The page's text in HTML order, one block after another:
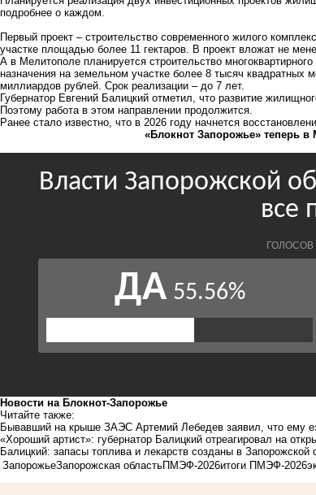
подробнее о каждом.
Первый проект – строительство современного жилого
участке площадью более 11 гектаров. В проект вложат не
А в Мелитополе планируется строительство
назначения на земельном участке более 8 тысяч квадратных
миллиардов рублей. Срок реализации – до 7 лет.
Губернатор Евгений Балицкий отметил, что развитие
Поэтому работа в этом направлении продолжится.
Ранее стало известно, что в 2026 году начнется
«Блокнот Запорожье» теперь
Новости на Блoкнoт-Запорожье
Читайте также:
Бывавший на крыше ЗАЭС Артемий Лебедев заявил, что ему
«Хороший артист»: губернатор Балицкий отреагировал на
Балицкий: запасы топлива и лекарств созданы в Запорожской
ЗапорожьеЗапорожская областьПМЭФ-2026итоги ПМЭФ-2026